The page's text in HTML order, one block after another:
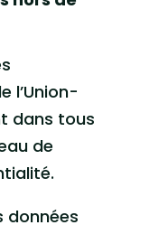
l’Union-
dans tous
de
données